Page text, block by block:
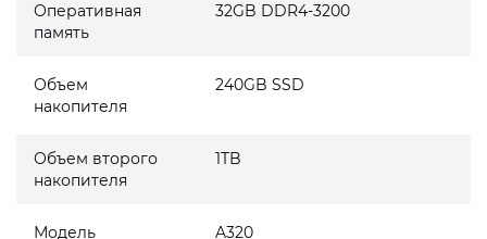
Оперативная
память
32GB DDR4-3200
Объем
накопителя
240GB SSD
Объем второго
накопителя
1TB
Модель
A320